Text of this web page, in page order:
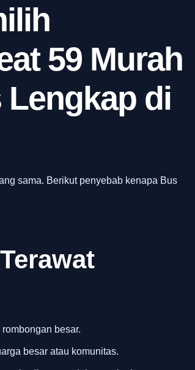
59 Murah
Lengkap di
sama. Berikut penyebab kenapa Bus
besar.
besar atau komunitas.